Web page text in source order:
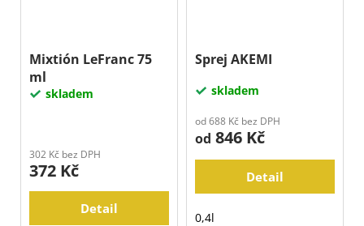
Mixtión LeFranc 75
ml
skladem
302 Kč bez DPH
372 Kč
Detail
Sprej AKEMI
skladem
od 688 Kč bez DPH
od 846 Kč
Detail
0,4l